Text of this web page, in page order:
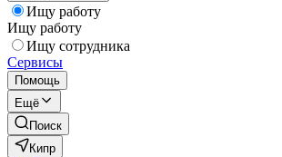
Ищу работу
Ищу работу
Ищу сотрудника
Сервисы
Помощь
Ещё
Поиск
Кипр